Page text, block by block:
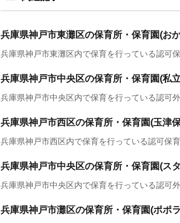
兵庫県神戸市東灘区の保育所・保育園(お
兵庫県神戸市東灘区内で保育を行っている認可
兵庫県神戸市中央区の保育所・保育園(私
兵庫県神戸市中央区内で保育を行っている認可
兵庫県神戸市西区の保育所・保育園(玉津
兵庫県神戸市西区内で保育を行っている認可保
兵庫県神戸市中央区の保育所・保育園(ス
兵庫県神戸市中央区内で保育を行っている認可
兵庫県神戸市灘区の保育所・保育園(ポポ